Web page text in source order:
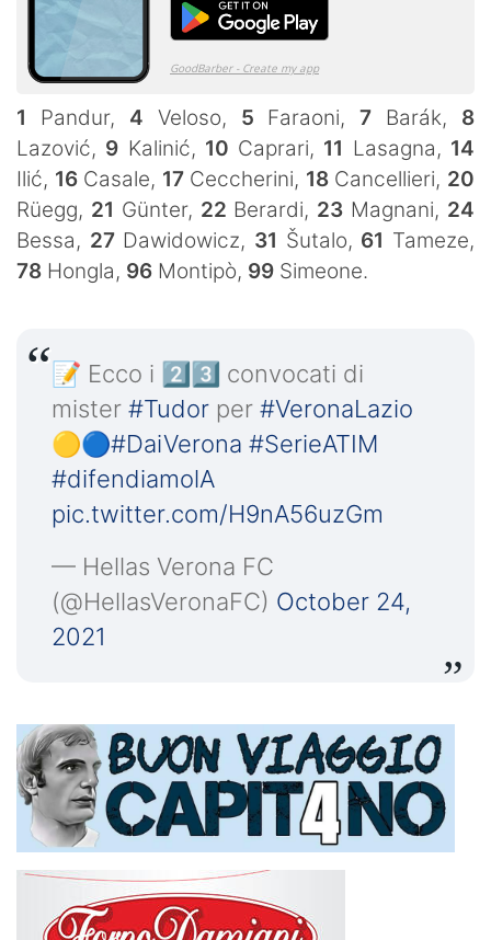
1 Pandur, 4 Veloso, 5 Faraoni,7 Barák, 8
Lazović, 9 Kalinić, 10 Caprari, 11 Lasagna, 14
Ilić, 16Casale, 17 Ceccherini, 18Cancellieri, 20
Rüegg, 21 Günter, 22 Berardi, 23 Magnani, 24
Bessa, 27 Dawidowicz, 31 Šutalo, 61 Tameze,
78 Hongla, 96 Montipò, 99 Simeone.
📝 Ecco i 2️⃣3️⃣ convocati di
mister #Tudor per #VeronaLazio
🟡🔵#DaiVerona #SerieATIM
#difendiamolA
pic.twitter.com/H9nA56uzGm
— Hellas Verona FC
(@HellasVeronaFC) October 24,
2021